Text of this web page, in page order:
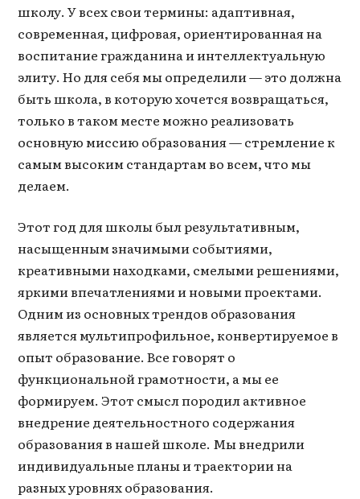
школу. У всех свои термины: адаптивная,
современная, цифровая, ориентированная на
воспитание гражданина и интеллектуальную
элиту. Но для себя мы определили — это должна
быть школа, в которую хочется возвращаться,
только в таком месте можно реализовать
основную миссию образования — стремление к
самым высоким стандартам во всем, что мы
делаем.
Этот год для школы был результативным,
насыщенным значимыми событиями,
креативными находками, смелыми решениями,
яркими впечатлениями и новыми проектами.
Одним из основных трендов образования
является мультипрофильное, конвертируемое в
опыт образование. Все говорят о
функциональной грамотности, а мы ее
формируем. Этот смысл породил активное
внедрение деятельностного содержания
образования в нашей школе. Мы внедрили
индивидуальные планы и траектории на
разных уровнях образования.